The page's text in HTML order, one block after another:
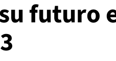
futuro